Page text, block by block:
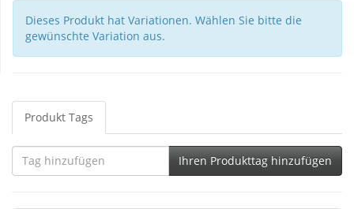
Dieses Produkt hat Variationen. Wählen Sie bitte die
gewünschte Variation aus.
Produkt Tags
Tag
hinzufügen
Ihren Produkttag hinzufügen